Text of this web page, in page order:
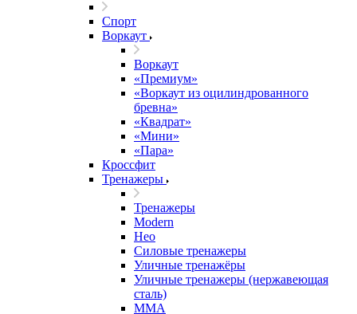
Спорт
Воркаут
Воркаут
«Премиум»
«Воркаут из оцилиндрованного
бревна»
«Квадрат»
«Мини»
«Пара»
Кроссфит
Тренажеры
Тренажеры
Modern
Нео
Силовые тренажеры
Уличные тренажёры
Уличные тренажеры (нержавеющая
сталь)
ММА